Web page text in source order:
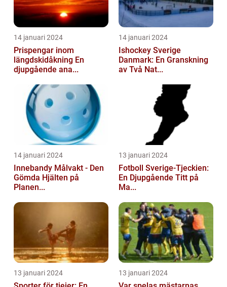
14 januari 2024
Prispengar inom
längdskidåkning En
djupgående ana...
14 januari 2024
Ishockey Sverige
Danmark: En Granskning
av Två Nat...
14 januari 2024
Innebandy Målvakt - Den
Gömda Hjälten på
Planen...
13 januari 2024
Fotboll Sverige-Tjeckien:
En Djupgående Titt på
Ma...
13 januari 2024 13 januari 2024